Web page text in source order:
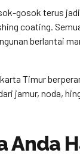
gosok terus
coating.
berlantai
Timur
jamur, noda,
Anda